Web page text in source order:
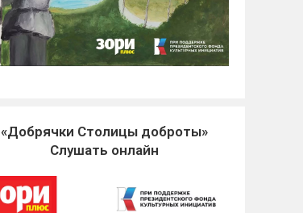
«Добрячки Столицы доброты»
Слушать онлайн